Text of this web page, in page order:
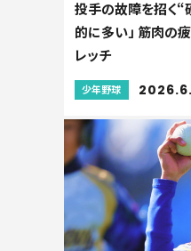
投手の故障を招く“
的に多い」 筋肉の
レッチ
少年野球